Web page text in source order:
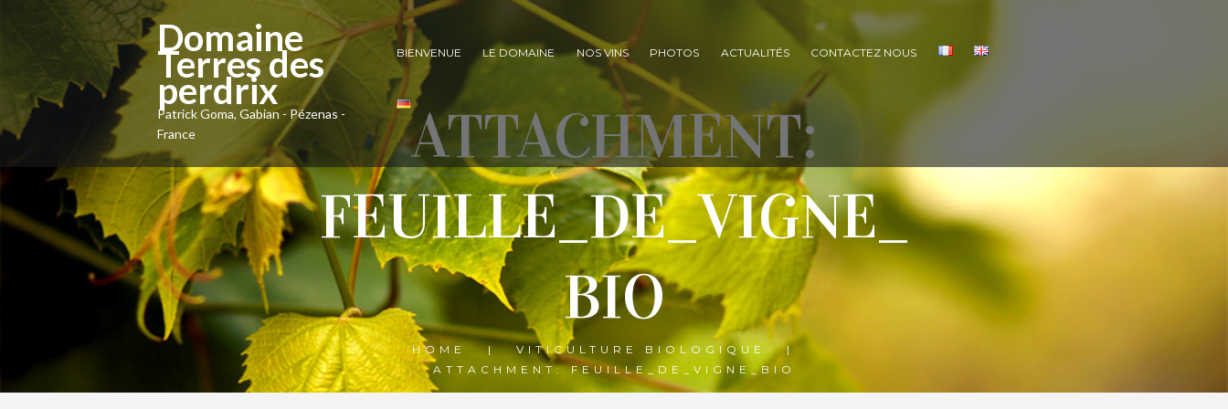
Domaine
Terres des
perdrix
Patrick Goma, Gabian - Pézenas -
France
BIENVENUE LE DOMAINE NOS VINS PHOTOS ACTUALITÉS CONTACTEZ NOUS
ATTACHMENT:
FEUILLE_DE_VIGNE_
BIO
HOME
VITICULTURE BIOLOGIQUE
ATTACHMENT: FEUILLE_DE_VIGNE_BIO